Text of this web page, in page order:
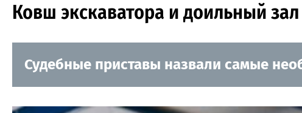
Ковш экскаватора и доильный
Судебные приставы назвали самые